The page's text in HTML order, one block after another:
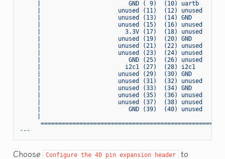
|                         GND ( 9)  (10) uartb
|                      unused (11)  (12) unused
|                      unused (13)  (14) GND
|                      unused (15)  (16) unused
|                        3.3V (17)  (18) unused
|                      unused (19)  (20) GND
|                      unused (21)  (22) unused
|                      unused (23)  (24) unused
|                         GND (25)  (26) unused
|                        i2c1 (27)  (28) i2c1
|                      unused (29)  (30) GND
|                      unused (31)  (32) unused
|                      unused (33)  (34) GND
|                      unused (35)  (36) unused
|                      unused (37)  (38) unused
|                         GND (39)  (40) unused
Choose Configure the 40 pin expansion header
to